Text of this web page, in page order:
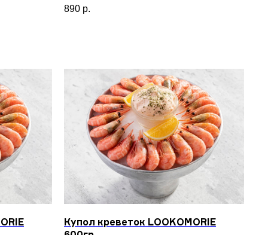
890 р.
Купол креветок LOOKOMORIE